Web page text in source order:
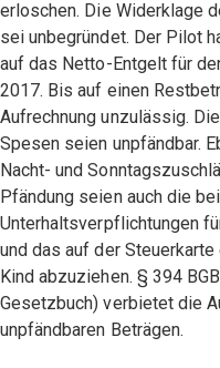
erloschen. Die Widerklage
sei unbegründet. Der Pilot
auf das Netto-Entgelt für
2017. Bis auf einen
Aufrechnung unzulässig.
Spesen seien unpfändbar.
Nacht- und
Pfändung seien auch die
Unterhaltsverpflichtungen
und das auf der
Kind abzuziehen. § 394
Gesetzbuch) verbietet die
unpfändbaren Beträgen.